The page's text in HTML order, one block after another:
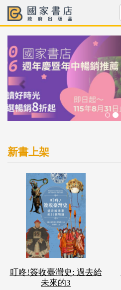
新書上架
叮咚!簽收臺灣史: 過去給
未來的3